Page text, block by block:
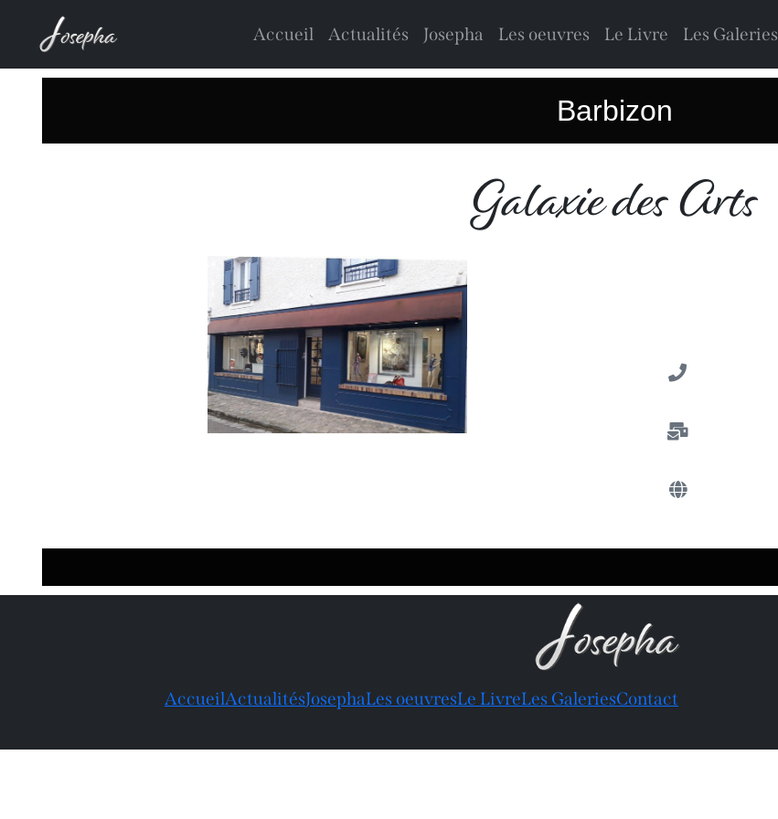
Accueil Actualités Josepha Les oeuvres Le Livre Les Galeries
Barbizon
Galaxie des Arts
AccueilActualitésJosephaLes oeuvresLe LivreLes GaleriesContact